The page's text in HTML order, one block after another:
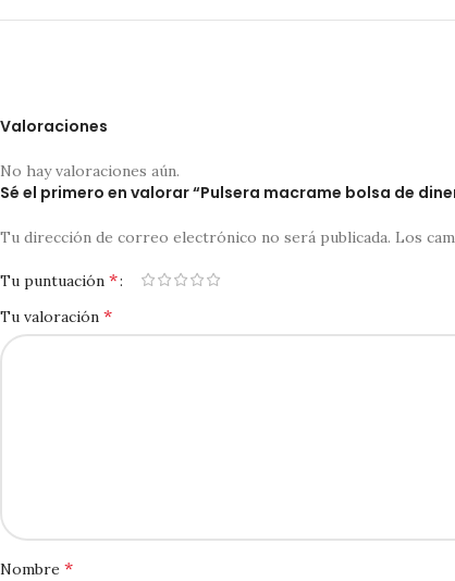
Valoraciones
No hay valoraciones aún.
Sé el primero en valorar “Pulsera macrame bolsa de
Tu dirección de correo electrónico no será publicada. Los
Tu puntuación *
Tu valoración *
Nombre *